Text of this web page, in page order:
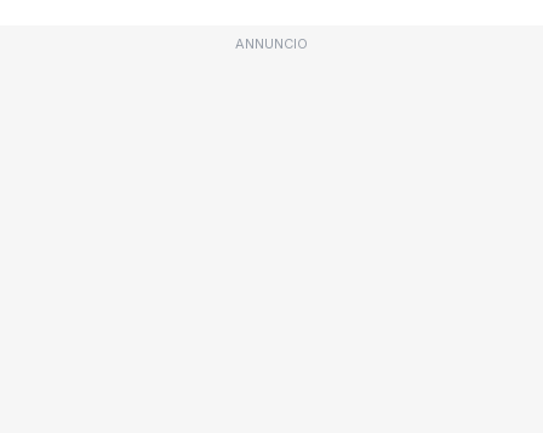
ANNUNCIO